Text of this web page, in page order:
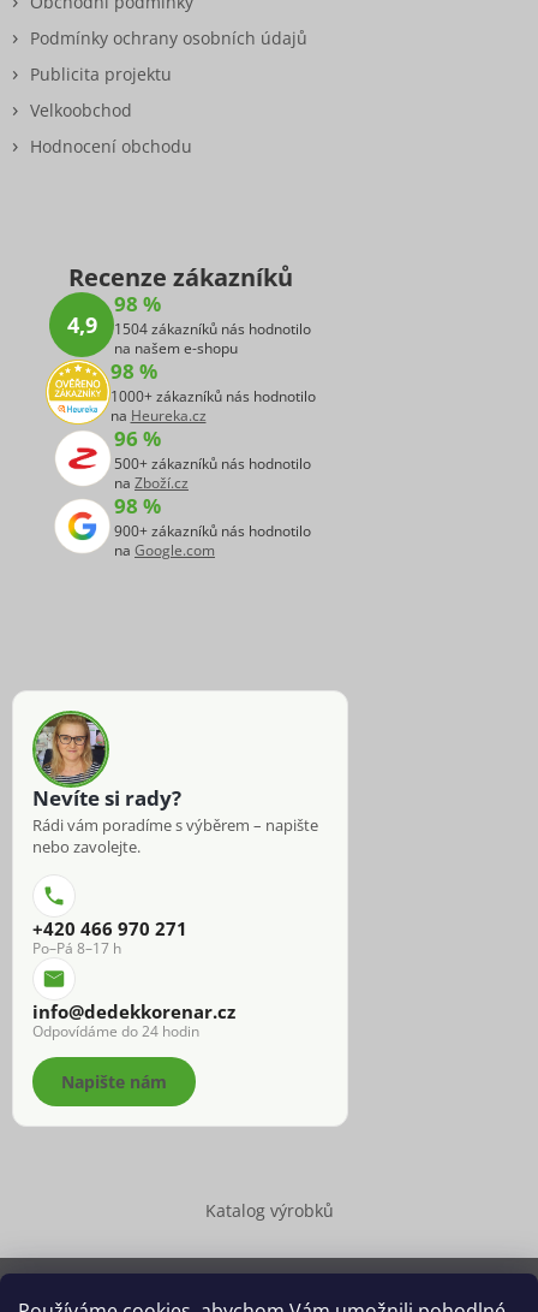
Podmínky ochrany osobních údajů
Publicita projektu
Velkoobchod
Hodnocení obchodu
Recenze zákazníků
4,9
98 %
1504 zákazníků nás hodnotilo
na našem e-shopu
98 %
1000+ zákazníků nás hodnotilo
na Heureka.cz
96 %
500+ zákazníků nás hodnotilo
na Zboží.cz
98 %
900+ zákazníků nás hodnotilo
na Google.com
Nevíte si rady?
Rádi vám poradíme s výběrem – napište
nebo zavolejte.
+420 466 970 271
Po–Pá 8–17 h
info@dedekkorenar.cz
Odpovídáme do 24 hodin
Napište nám
Katalog výrobků